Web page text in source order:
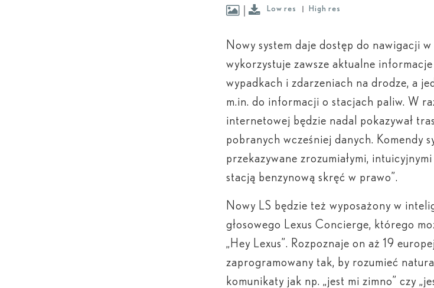
Low res High res
Nowy system daje dostęp do nawigacji
wykorzystuje zawsze aktualne
wypadkach i zdarzeniach na drodze, a
m.in. do informacji o stacjach paliw. W
internetowej będzie nadal pokazywał
pobranych wcześniej danych. Komendy
przekazywane zrozumiałymi,
stacją benzynową skręć w prawo”.
Nowy LS będzie też wyposażony w
głosowego Lexus Concierge, którego
„Hey Lexus”. Rozpoznaje on aż 19
zaprogramowany tak, by rozumieć
komunikaty jak np. „jest mi zimno” czy